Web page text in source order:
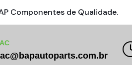
Componentes de Qualidade.